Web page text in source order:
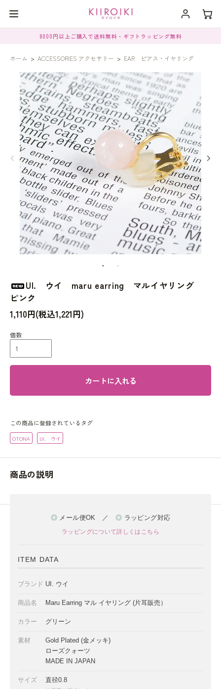
8000円以上ご購入で送料無料・ギフトラッピング無料
ホーム > ACCESSORIES アクセサリー > EAR ピアス・イヤリング
UI. ウイ maru earring マルイヤリング
ピンク
1,110円(税込1,221円)
個数
カートに入れる
この商品に登録されているタグ
OTONA UI. ウイ
商品の説明
◎メール便OK ／ ◎ ラッピング対応
ラッピングについて詳しくはこちら
ITEM DATA
ブランド UI. ウイ
商品名 Maru Earring マル イヤリング (片耳販売）
カラー グリーン
素材
Gold Plated (金メッキ)
ローズクォーツ
MADE IN JAPAN
サイズ 直径0.8